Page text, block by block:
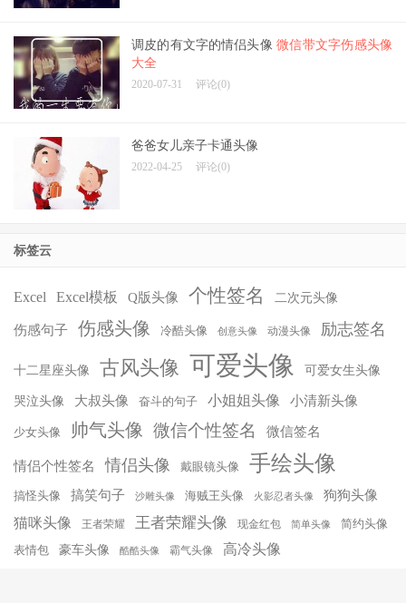
调皮的有文字的情侣头像 微信带文字伤感头像
大全
2020-07-31 评论(0)
爸爸女儿亲子卡通头像
2022-04-25 评论(0)
标签云
Excel Excel模板 Q版头像 个性签名 二次元头像
伤感句子 伤感头像 冷酷头像 创意头像 动漫头像 励志签名
十二星座头像 古风头像 可爱头像 可爱女生头像
哭泣头像 大叔头像 奋斗的句子 小姐姐头像 小清新头像
少女头像 帅气头像 微信个性签名 微信签名
情侣个性签名 情侣头像 戴眼镜头像 手绘头像
搞怪头像 搞笑句子 沙雕头像 海贼王头像 火影忍者头像 狗狗头像
猫咪头像 王者荣耀 王者荣耀头像 现金红包 简单头像 简约头像
表情包 豪车头像 酷酷头像 霸气头像 高冷头像